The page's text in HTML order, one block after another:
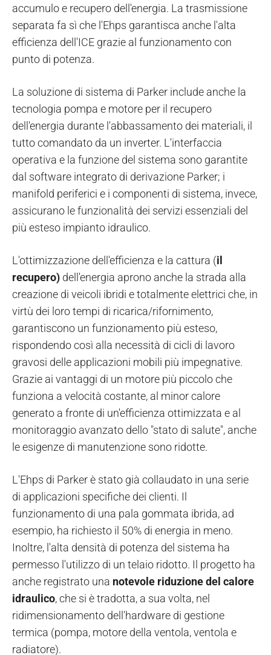
accumulo e recupero dell'energia. La trasmissione
separata fa sì che l'Ehps garantisca anche l'alta
efficienza dell'ICE grazie al funzionamento con
punto di potenza.
La soluzione di sistema di Parker include anche la
tecnologia pompa e motore per il recupero
dell'energia durante l'abbassamento dei materiali, il
tutto comandato da un inverter. L'interfaccia
operativa e la funzione del sistema sono garantite
dal software integrato di derivazione Parker; i
manifold periferici e i componenti di sistema, invece,
assicurano le funzionalità dei servizi essenziali del
più esteso impianto idraulico.
L'ottimizzazione dell'efficienza e la cattura (il
recupero) dell'energia aprono anche la strada alla
creazione di veicoli ibridi e totalmente elettrici che, in
virtù dei loro tempi di ricarica/rifornimento,
garantiscono un funzionamento più esteso,
rispondendo così alla necessità di cicli di lavoro
gravosi delle applicazioni mobili più impegnative.
Grazie ai vantaggi di un motore più piccolo che
funziona a velocità costante, al minor calore
generato a fronte di un'efficienza ottimizzata e al
monitoraggio avanzato dello "stato di salute", anche
le esigenze di manutenzione sono ridotte.
L'Ehps di Parker è stato già collaudato in una serie
di applicazioni specifiche dei clienti. Il
funzionamento di una pala gommata ibrida, ad
esempio, ha richiesto il 50% di energia in meno.
Inoltre, l'alta densità di potenza del sistema ha
permesso l'utilizzo di un telaio ridotto. Il progetto ha
anche registrato una notevole riduzione del calore
idraulico, che si è tradotta, a sua volta, nel
ridimensionamento dell'hardware di gestione
termica (pompa, motore della ventola, ventola e
radiatore).